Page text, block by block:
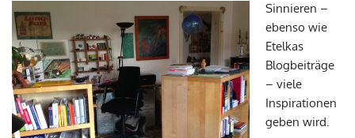
Sinnieren –
ebenso wie
Etelkas
Blogbeiträge
– viele
Inspirationen
geben wird.